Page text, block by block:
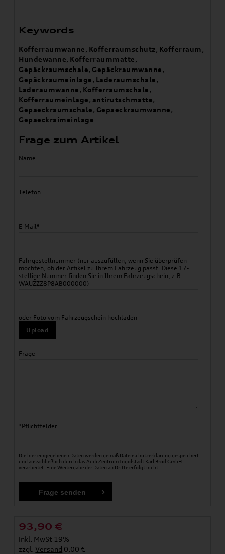
Keywords
Kofferraumwanne, Kofferraumschutz, Kofferraum,
Hundewanne, Kofferraummatte,
Gepäckraumschale, Gepäckraumwanne,
Gepäckraumeinlage, Laderaumschale,
Laderaumwanne, Kofferraumschale,
Kofferraumeinlage, antirutschmatte,
Gepaeckraumschale, Gepaeckraumwanne,
Gepaeckraimeinlage
Frage zum Artikel
Name
Telefon
E-Mail*
Fahrgestellnummer (nur auszufüllen, wenn Sie überprüfen
möchten, ob der Artikel zu Ihrem Fahrzeug passt. Diese 17-
stellige Nummer finden Sie in Ihrem Fahrzeugschein, z.B.
WAUZZZ8P8AB000000)
oder Foto vom Fahrzeugschein hochladen
Upload
Frage
*Pflichtfelder
Die hier eingegebenen Daten werden gemäß Datenschutzerklärung gespeichert
und ausschließlich durch das Audi Zentrum Ingolstadt Karl Brod GmbH
verarbeitet. Eine Weitergabe der Daten an Dritte erfolgt nicht.
93,90 €
inkl. MwSt 19%
zzgl.Versand 0,00 €